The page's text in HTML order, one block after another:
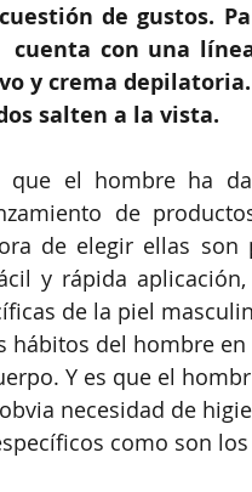
de gustos.
cuenta con una
y crema
salten a la vista.
que el hombre ha
de
de elegir ellas son
y rápida
de la piel
hábitos del hombre
Y es que el
necesidad de
como son